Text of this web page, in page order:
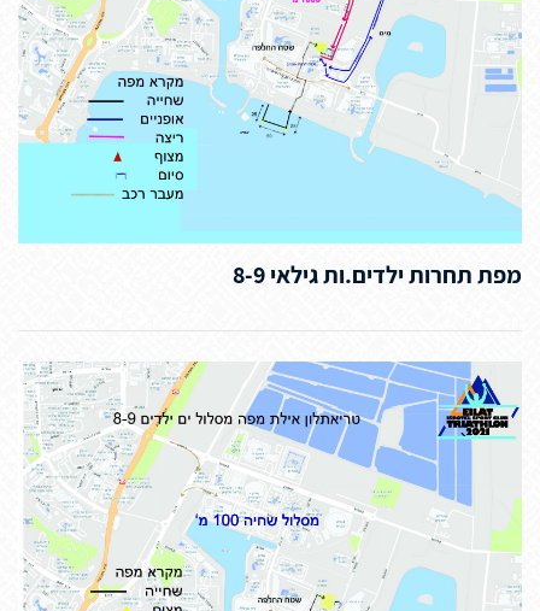
מפת תחרות ילדים.ות גילאי 8-9